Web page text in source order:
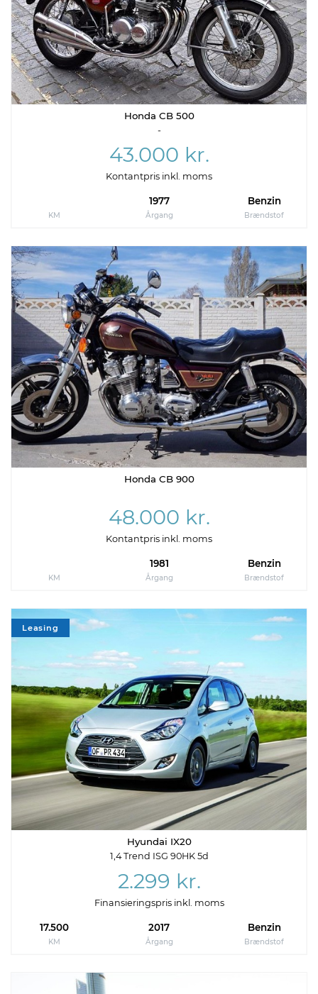
Honda CB 500
-
43.000 kr.
Kontantpris inkl. moms
KM
1977
Årgang
Benzin
Brændstof
Honda CB 900
48.000 kr.
Kontantpris inkl. moms
KM
1981
Årgang
Benzin
Brændstof
Leasing
Hyundai IX20
1,4 Trend ISG 90HK 5d
2.299 kr.
Finansieringspris inkl. moms
17.500
KM
2017
Årgang
Benzin
Brændstof